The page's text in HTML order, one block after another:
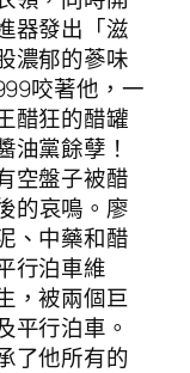
器發出「滋
濃郁的蔘味
咬著他，一
醋狂的醋罐
油黨餘孽！
空盤子被醋
的哀鳴。廖
、中藥和醋
行泊車維
，被兩個巨
平行泊車。
了他所有的